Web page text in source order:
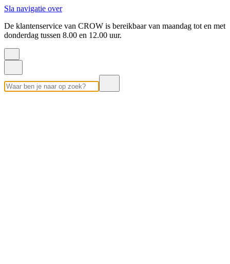
Sla navigatie over
De klantenservice van CROW is bereikbaar van maandag tot en met
donderdag tussen 8.00 en 12.00 uur.